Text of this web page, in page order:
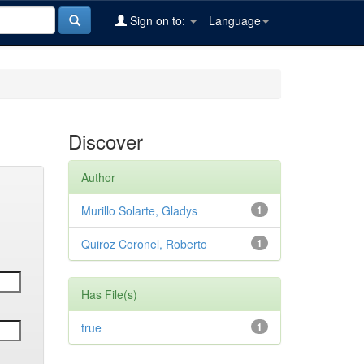
Language
Sign on to:
Discover
Author
1
Murillo Solarte, Gladys
1
Quiroz Coronel, Roberto
Has File(s)
1
true